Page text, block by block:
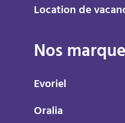
Location de
Nos
Evoriel
Oralia